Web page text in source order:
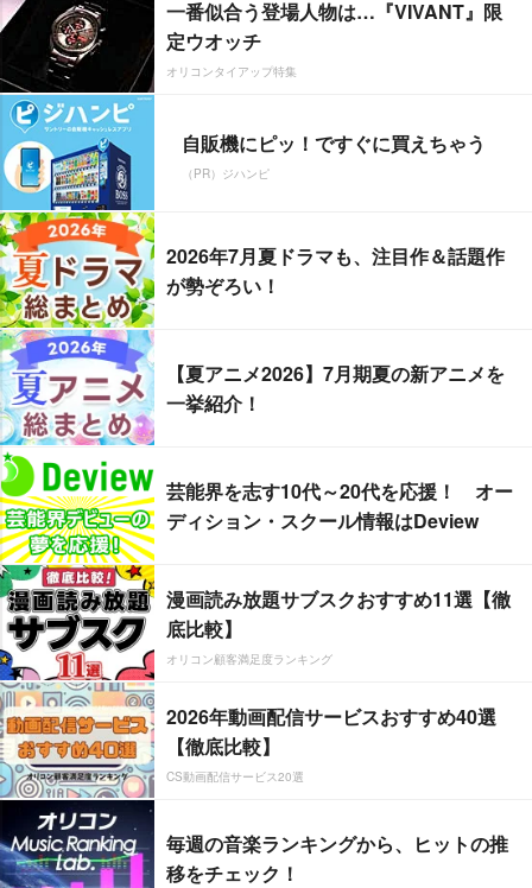
一番似合う登場人物は…『VIVANT』限
定ウオッチ
オリコンタイアップ特集
自販機にピッ！ですぐに買えちゃう
（PR）ジハンピ
2026年7月夏ドラマも、注目作＆話題作
が勢ぞろい！
【夏アニメ2026】7月期夏の新アニメを
一挙紹介！
芸能界を志す10代～20代を応援！ オー
ディション・スクール情報はDeview
漫画読み放題サブスクおすすめ11選【徹
底比較】
オリコン顧客満足度ランキング
2026年動画配信サービスおすすめ40選
【徹底比較】
CS動画配信サービス20選
毎週の音楽ランキングから、ヒットの推
移をチェック！